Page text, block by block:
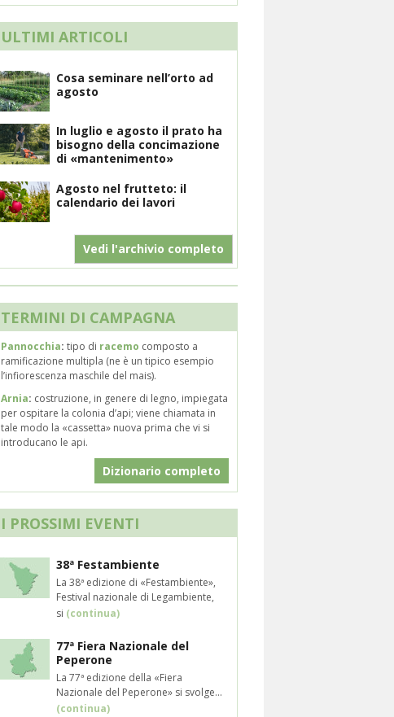
ULTIMI ARTICOLI
Cosa seminare nell’orto ad
agosto
In luglio e agosto il prato ha
bisogno della concimazione
di «mantenimento»
Agosto nel frutteto: il
calendario dei lavori
Vedi l'archivio completo
TERMINI DI CAMPAGNA
Pannocchia: tipo di racemo composto a
ramificazione multipla (ne è un tipico esempio
l’infiorescenza maschile del mais).
Arnia: costruzione, in genere di legno, impiegata
per ospitare la colonia d’api; viene chiamata in
tale modo la «cassetta» nuova prima che vi si
introducano le api.
Dizionario completo
I PROSSIMI EVENTI
38ª Festambiente
La 38ª edizione di «Festambiente»,
Festival nazionale di Legambiente,
si (continua)
77ª Fiera Nazionale del
Peperone
La 77ª edizione della «Fiera
Nazionale del Peperone» si svolge...
(continua)